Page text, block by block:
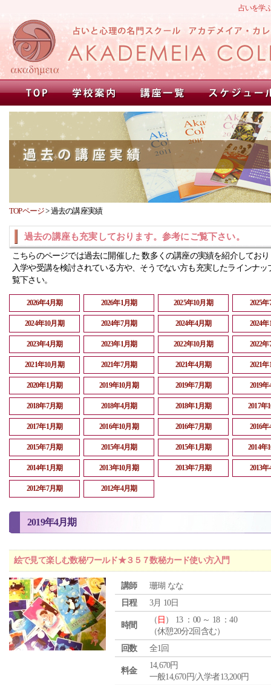
占いを学
TOPページ>過去の講座実績
過去の講座も充実しております。参考にご覧下さい。
こちらのページでは過去に開催した 数多くの講座の実績を紹介してお
入学や受講を検討されている方や、そうでない方も充実したラインナッ
覧下さい。
2026年4月期 2026年1月期 2025年10月期 2025
2024年10月期 2024年7月期 2024年4月期 2024
2023年4月期 2023年1月期 2022年10月期 2022
2021年10月期 2021年7月期 2021年4月期 2021
2020年1月期 2019年10月期 2019年7月期 2019
2018年7月期 2018年4月期 2018年1月期 2017年
2017年1月期 2016年10月期 2016年7月期 2016
2015年7月期 2015年4月期 2015年1月期 2014年
2014年1月期 2013年10月期 2013年7月期 2013
2012年7月期 2012年4月期
2019年4月期
絵で見て楽しむ数秘ワールド★３５７数秘カード使い方入門
講師
珊瑚 なな
日程
3月 10日
時間
（ 日 ） 13 ：00 ～ 18 ：40
（休憩20分2回含む）
回数
全1回
料金
14,670円
一般14,670円/入学者13,200円